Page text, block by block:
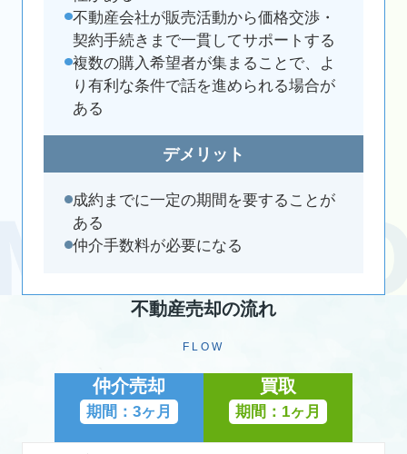
不動産会社が販売活動から価格交渉・
契約手続きまで一貫してサポートする
複数の購入希望者が集まることで、よ
り有利な条件で話を進められる場合が
ある
デメリット
成約までに一定の期間を要することが
ある
仲介手数料が必要になる
不動産売却の流れ
FLOW
仲介売却
期間：3ヶ月
買取
期間：1ヶ月